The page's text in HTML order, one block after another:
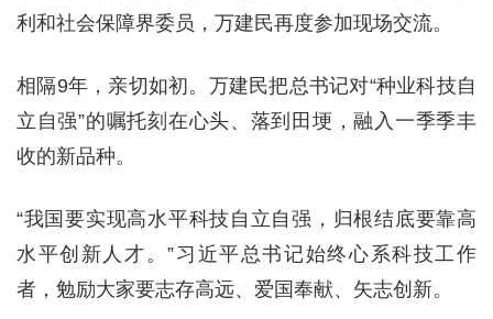
利和社会保障界委员，万建民再度参加现场交流。
相隔9年，亲切如初。万建民把总书记对“种业科技自
立自强”的嘱托刻在心头、落到田埂，融入一季季丰
收的新品种。
“我国要实现高水平科技自立自强，归根结底要靠高
水平创新人才。”习近平总书记始终心系科技工作
者，勉励大家要志存高远、爱国奉献、矢志创新。